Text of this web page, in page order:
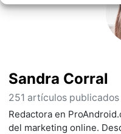
Sandra Corral
251 artículos
Redactora en
del marketing online.